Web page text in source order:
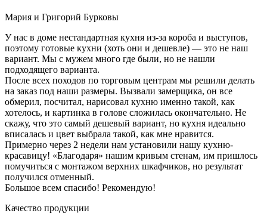
Мария и Григорий Бурковы
У нас в доме нестандартная кухня из-за короба и выступов,
поэтому готовые кухни (хоть они и дешевле) — это не наш
вариант. Мы с мужем много где были, но не нашли
подходящего варианта.
После всех походов по торговым центрам мы решили делать
на заказ под наши размеры. Вызвали замерщика, он все
обмерил, посчитал, нарисовал кухню именно такой, как
хотелось, и картинка в голове сложилась окончательно. Не
скажу, что это самый дешевый вариант, но кухня идеально
вписалась и цвет выбрала такой, как мне нравится.
Примерно через 2 недели нам установили нашу кухню-
красавицу! «Благодаря» нашим кривым стенам, им пришлось
помучиться с монтажом верхних шкафчиков, но результат
получился отменный.
Большое всем спасибо! Рекомендую!
Качество продукции